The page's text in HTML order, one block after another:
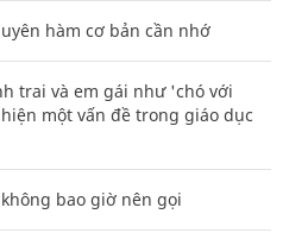
hàm cơ bản cần nhớ
trai và em gái như 'chó với
một vấn đề trong giáo dục
bao giờ nên gọi